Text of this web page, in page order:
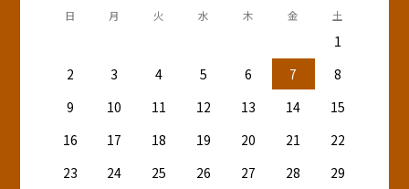
日 月 火 水 木 金 土
1
2
3 4 5 6 7
8
9
10 11 12 13 14
15
16
17 18 19 20 21
22
23
24 25 26 27 28
29